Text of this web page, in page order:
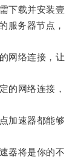
下载并安装壹
服务器节点，
网络连接，让
网络连接，
加速器都能够
器将是你的不